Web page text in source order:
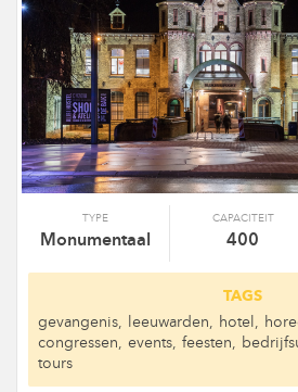
TYPE
Monumentaal
CAPACITEIT
400
TAGS
gevangenis, leeuwarden, hotel,
congressen, events, feesten,
tours